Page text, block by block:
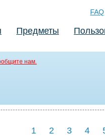
FAQ
Предметы
нам.
1 2 3 4